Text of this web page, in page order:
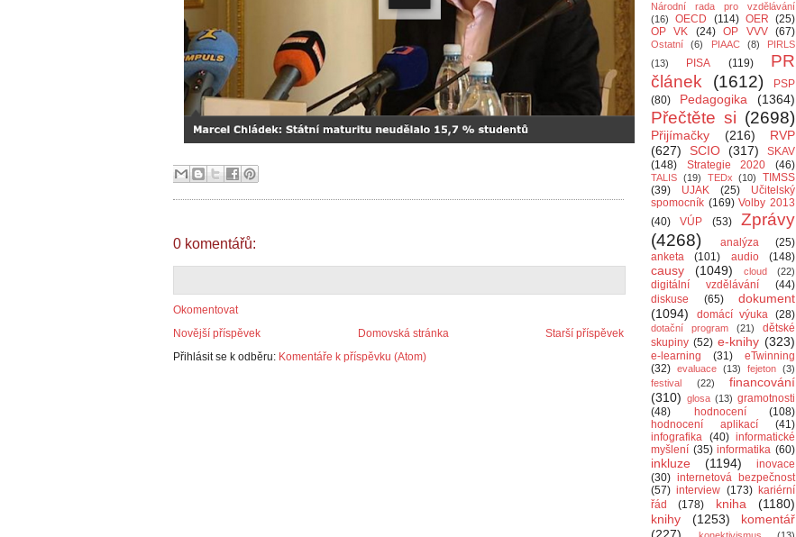
0 komentářů:
Okomentovat
Novější příspěvek
Starší příspěvek
Domovská stránka
Přihlásit se k odběru: Komentáře k příspěvku (Atom)
Národní rada pro vzdělávání
(16)
OECD (114) OER (25)
OP VK
(24) OP VVV (67)
Ostatní (6) PIAAC (8)
PIRLS
(13)
PISA (119)
PR
článek
(1612)
PSP
(80)
Pedagogika (1364)
Přečtěte si (2698)
Přijímačky (216)
RVP
(627)
SCIO (317)
SKAV
(148)
Strategie 2020 (46)
TALIS (19) TEDx (10)
TIMSS
(39)
UJAK (25)
Učitelský
spomocník (169) Volby 2013
(40)
VÚP (53)
Zprávy
(4268)
analýza
(25)
anketa
(101) audio (148)
causy (1049) cloud (22)
digitální vzdělávání
(44)
diskuse
(65)
dokument
(1094)
domácí výuka (28)
dotační program (21)
dětské
skupiny (52) e-knihy (323)
e-learning (31)
eTwinning
(32) evaluace (13) fejeton (3)
festival
(22)
financování
(310) glosa (13) gramotnosti
(48)
hodnocení
(108)
hodnocení aplikací
(41)
infografika (40) informatické
myšlení (35) informatika (60)
inkluze (1194)
inovace
(30) internetová bezpečnost
(57) interview (173) kariérní
řád
(178) kniha
(1180)
knihy
(1253)
komentář